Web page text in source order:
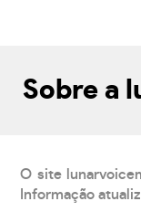
Sobre a
O site
Informação